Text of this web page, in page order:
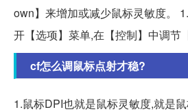
own】来增加或减少鼠标灵敏度。
开【选项】菜单,在【控制】中调节
cf怎么调鼠标点射才稳?
1.鼠标DPI也就是鼠标灵敏度,就是